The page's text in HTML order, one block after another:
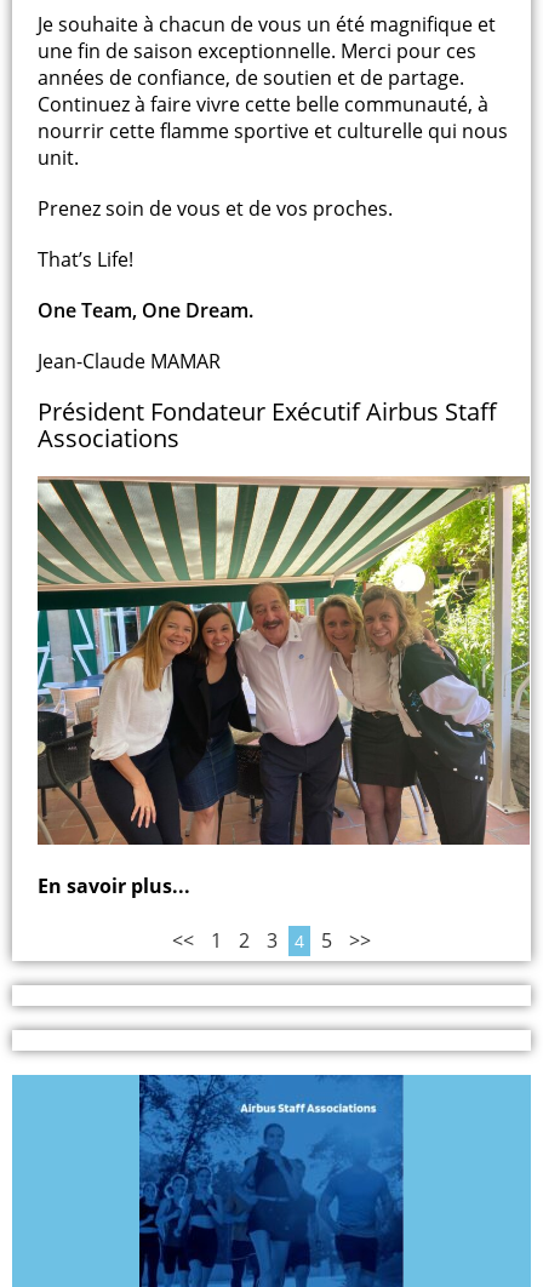
Je souhaite à chacun de vous un été magnifique et
une fin de saison exceptionnelle. Merci pour ces
années de confiance, de soutien et de partage.
Continuez à faire vivre cette belle communauté, à
nourrir cette flamme sportive et culturelle qui nous
unit.
Prenez soin de vous et de vos proches.
That’s Life!
One Team, One Dream.
Jean-Claude MAMAR
Président Fondateur Exécutif Airbus Staff
Associations
En savoir plus...
<< 1 2 3 4 5 >>